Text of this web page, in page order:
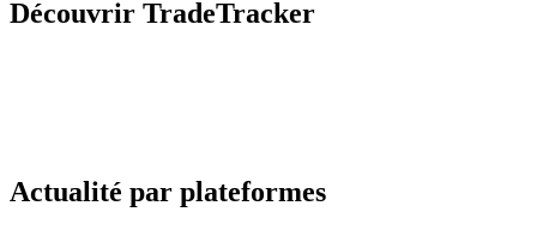
Découvrir TradeTracker
Actualité par plateformes